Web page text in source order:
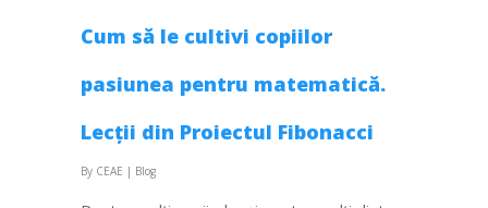
Cum să le cultivi copiilor
pasiunea pentru matematică.
Lecții din Proiectul Fibonacci
By CEAE | Blog